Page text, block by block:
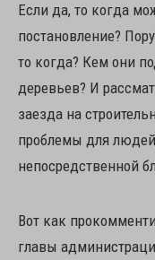
Если да, то когда
постановление?
то когда? Кем они
деревьев? И
заезда на
проблемы для
непосредственной
Вот как
главы